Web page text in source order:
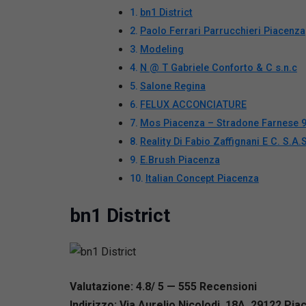
bn1 District
Paolo Ferrari Parrucchieri Piacenza
Modeling
N @ T Gabriele Conforto & C s.n.c
Salone Regina
FELUX ACCONCIATURE
Mos Piacenza – Stradone Farnese
Reality Di Fabio Zaffignani E C.
E.Brush Piacenza
Italian Concept Piacenza
bn1 District
Valutazione: 4.8/ 5 — 555 Recensioni